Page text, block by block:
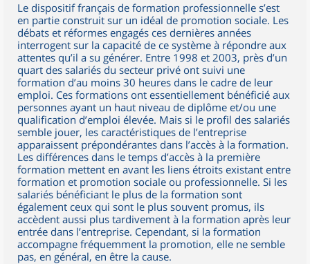
Le dispositif français de formation professionnelle s’est
en partie construit sur un idéal de promotion sociale. Les
débats et réformes engagés ces dernières années
interrogent sur la capacité de ce système à répondre aux
attentes qu’il a su générer. Entre 1998 et 2003, près d’un
quart des salariés du secteur privé ont suivi une
formation d’au moins 30 heures dans le cadre de leur
emploi. Ces formations ont essentiellement bénéficié aux
personnes ayant un haut niveau de diplôme et/ou une
qualification d’emploi élevée. Mais si le profil des salariés
semble jouer, les caractéristiques de l’entreprise
apparaissent prépondérantes dans l’accès à la formation.
Les différences dans le temps d’accès à la première
formation mettent en avant les liens étroits existant entre
formation et promotion sociale ou professionnelle. Si les
salariés bénéficiant le plus de la formation sont
également ceux qui sont le plus souvent promus, ils
accèdent aussi plus tardivement à la formation après leur
entrée dans l’entreprise. Cependant, si la formation
accompagne fréquemment la promotion, elle ne semble
pas, en général, en être la cause.